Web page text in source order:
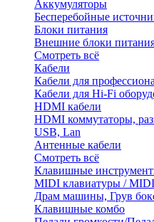
Аккумуляторы
Бесперебойные
Блоки питания
Внешние блоки
Смотреть всё
Кабели
Кабели для
Кабели для Hi-Fi
HDMI кабели
HDMI коммутаторы,
USB, Lan
Антенные кабели
Смотреть всё
Клавишные
MIDI клавиатуры /
Драм машины, Грув
Клавишные комбо